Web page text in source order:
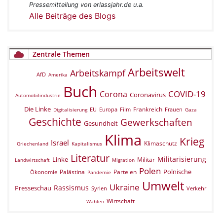
Pressemitteilung von erlassjahr.de u.a.
Alle Beiträge des Blogs
Zentrale Themen
AfD Amerika Arbeitskampf Arbeitswelt
Automobilindustrie Buch Corona Coronavirus COVID-19
Die Linke Digitalisierung EU Europa Film Frankreich Frauen Gaza
Geschichte Gesundheit Gewerkschaften
Griechenland Israel Kapitalismus Klima Klimaschutz Krieg
Landwirtschaft Linke Literatur Migration Militär Militarisierung
Ökonomie Palästina Pandemie Parteien Polen Polnische
Presseschau Rassismus Syrien Ukraine Umwelt Verkehr
Wahlen Wirtschaft